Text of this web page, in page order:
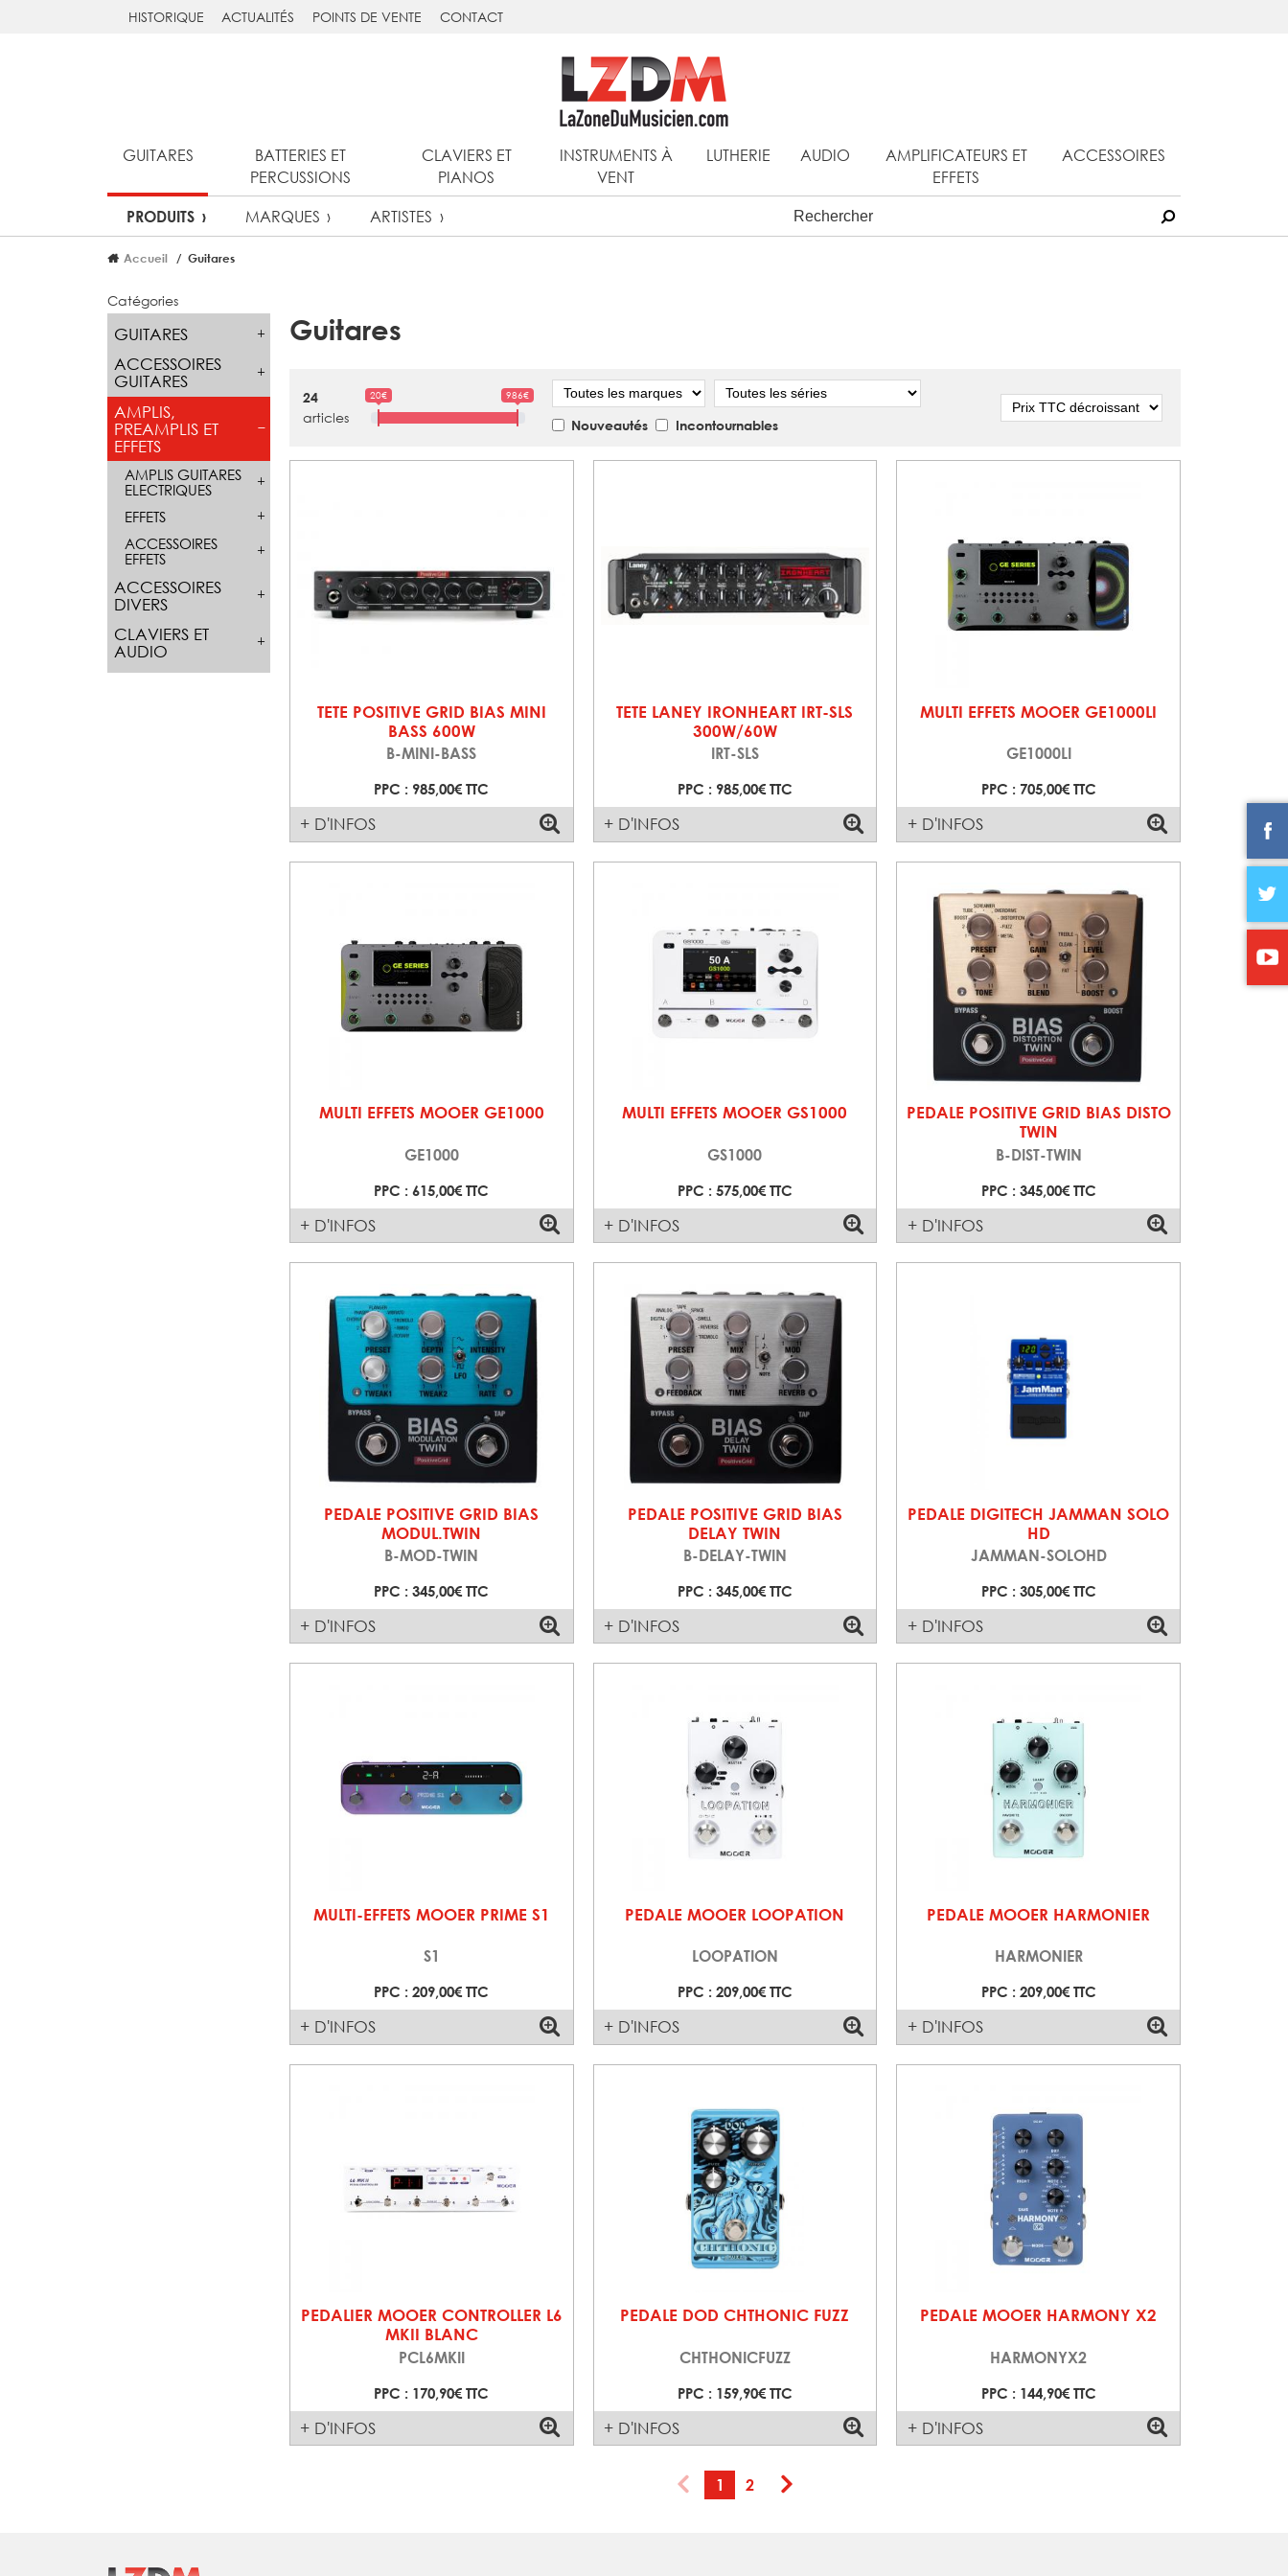
HISTORIQUE ACTUALITÉS POINTS DE VENTE CONTACT
GUITARES
BATTERIES ET
PERCUSSIONS
CLAVIERS ET
PIANOS
INSTRUMENTS À
VENT
LUTHERIE AUDIO
AMPLIFICATEURS ET
EFFETS
ACCESSOIRES
PRODUITS MARQUES ARTISTES
Accueil Guitares
Catégories
GUITARES
ACCESSOIRES
GUITARES
AMPLIS,
PREAMPLIS ET
EFFETS
AMPLIS GUITARES
ELECTRIQUES
EFFETS
ACCESSOIRES
EFFETS
ACCESSOIRES
DIVERS
CLAVIERS ET
AUDIO
Guitares
24
articles
20€ 986€ Marque Série
Nouveautés Incontournables
TETE POSITIVE GRID BIAS MINI
BASS 600W
B-MINI-BASS
PPC : 985,00€ TTC
+ D'INFOS
TETE LANEY IRONHEART IRT-SLS
300W/60W
IRT-SLS
PPC : 985,00€ TTC
+ D'INFOS
MULTI EFFETS MOOER GE1000LI
GE1000LI
PPC : 705,00€ TTC
+ D'INFOS
MULTI EFFETS MOOER GE1000
GE1000
PPC : 615,00€ TTC
+ D'INFOS
MULTI EFFETS MOOER GS1000
GS1000
PPC : 575,00€ TTC
+ D'INFOS
PEDALE POSITIVE GRID BIAS DISTO
TWIN
B-DIST-TWIN
PPC : 345,00€ TTC
+ D'INFOS
PEDALE POSITIVE GRID BIAS
MODUL.TWIN
B-MOD-TWIN
PPC : 345,00€ TTC
+ D'INFOS
PEDALE POSITIVE GRID BIAS
DELAY TWIN
B-DELAY-TWIN
PPC : 345,00€ TTC
+ D'INFOS
PEDALE DIGITECH JAMMAN SOLO
HD
JAMMAN-SOLOHD
PPC : 305,00€ TTC
+ D'INFOS
MULTI-EFFETS MOOER PRIME S1
S1
PPC : 209,00€ TTC
+ D'INFOS
PEDALE MOOER LOOPATION
LOOPATION
PPC : 209,00€ TTC
+ D'INFOS
PEDALE MOOER HARMONIER
HARMONIER
PPC : 209,00€ TTC
+ D'INFOS
PEDALIER MOOER CONTROLLER L6
MKII BLANC
PCL6MKII
PPC : 170,90€ TTC
+ D'INFOS
PEDALE DOD CHTHONIC FUZZ
CHTHONICFUZZ
PPC : 159,90€ TTC
+ D'INFOS
PEDALE MOOER HARMONY X2
HARMONYX2
PPC : 144,90€ TTC
+ D'INFOS
1 2